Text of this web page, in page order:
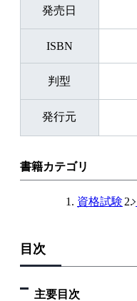
発売日
ISBN
判型
発行元
書籍カテゴリ
資格試験
目次
主要目次